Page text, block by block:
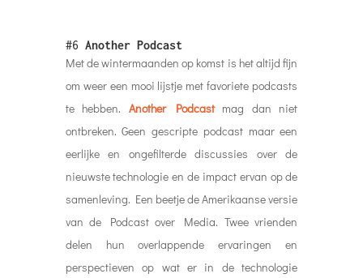
#6 Another Podcast
Met de wintermaanden op komst is het altijd fijn
om weer een mooi lijstje met favoriete podcasts
te hebben. Another Podcastmag dan niet
ontbreken. Geen gescripte podcast maar een
eerlijke en ongefilterde discussies over de
nieuwste technologie en de impact ervan op de
samenleving. Een beetje de Amerikaanse versie
van de Podcast over Media. Twee vrienden
delen hun overlappende ervaringen en
perspectieven op wat er in de technologie